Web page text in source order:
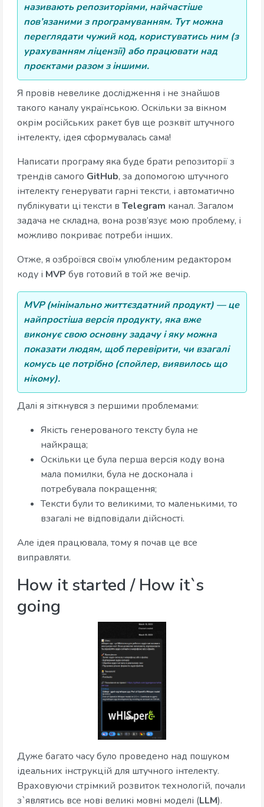
називають репозиторіями, найчастіше
пов’язаними з програмуванням. Тут можна
переглядати чужий код, користуватись ним (з
урахуванням ліцензії) або працювати над
проєктами разом з іншими.
Я провів невелике дослідження і не знайшов
такого каналу українською. Оскільки за вікном
окрім російських ракет був ще розквіт штучного
інтелекту, ідея сформувалась сама!
Написати програму яка буде брати репозиторії з
трендів самого GitHub, за допомогою штучного
інтелекту генерувати гарні тексти, і автоматично
публікувати ці тексти в Telegram канал. Загалом
задача не складна, вона розв’язує мою проблему, і
можливо покриває потреби інших.
Отже, я озброївся своїм улюбленим редактором
коду і MVP був готовий в той же вечір.
MVP (мінімально життєздатний продукт) — це
найпростіша версія продукту, яка вже
виконує свою основну задачу і яку можна
показати людям, щоб перевірити, чи взагалі
комусь це потрібно (спойлер, виявилось що
нікому).
Далі я зіткнувся з першими проблемами:
Якість генерованого тексту була не
найкраща;
Оскільки це була перша версія коду вона
мала помилки, була не досконала і
потребувала покращення;
Тексти були то великими, то маленькими, то
взагалі не відповідали дійсності.
Але ідея працювала, тому я почав це все
виправляти.
How it started / How it`s
going
Дуже багато часу було проведено над пошуком
ідеальних інструкцій для штучного інтелекту.
Враховуючи стрімкий розвиток технологій, почали
з`являтись все нові великі мовні моделі (LLM).